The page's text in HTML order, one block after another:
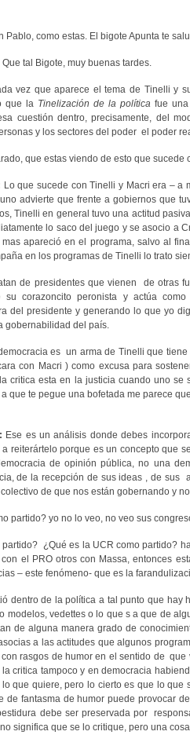
Pablo, como estas. El bigote Apunta te
Que tal Bigote, muy buenas tardes.
vez que aparece el tema de Tinelli y
que la Tinelización de la política fue
cuestión dentro, precisamente, del
y los sectores del poder el poder
que estas viendo de esto que sucede
Lo que sucede con Tinelli y Macri era –
advierte que frente a gobiernos que
Tinelli en general tuvo una actitud
lo saco del juego y se asocio a
apareció en el programa, salvo al
en los programas de Tinelli lo trato
de presidentes que vienen de otras
su corazoncito peronista y actúa
del presidente y generando lo que yo
gobernabilidad del país.
es un arma de Tinelli que
con Macri ) como excusa para
critica esta en la justicia cuando uno
que te pegue una bofetada me parece
Ese es un análisis donde debes
reiterártelo porque es un concepto que
de opinión pública, no una
de la recepción de sus ideas , de sus
de que nos están gobernando y
partido? yo no lo veo, no veo sus
partido? ¿Qué es la UCR como partido?
con el PRO otros con Massa, entonces
– este fenómeno- que es la
dentro de la política a tal punto que
modelos, vedettes o lo que s a que de
de alguna manera grado de
a las actitudes que algunos
rasgos de humor en el sentido de
critica tampoco y en democracia
que quiere, pero lo cierto es que lo que
de fantasma de humor puede provocar
debe ser preservada por
significa que se lo critique, pero una